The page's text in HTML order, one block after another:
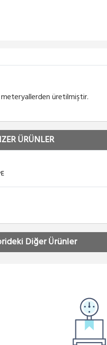
üretilmiştir.
ÜRÜNLER
Diğer Ürünler